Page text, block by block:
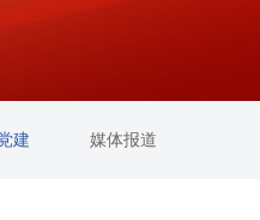
建 媒体报道